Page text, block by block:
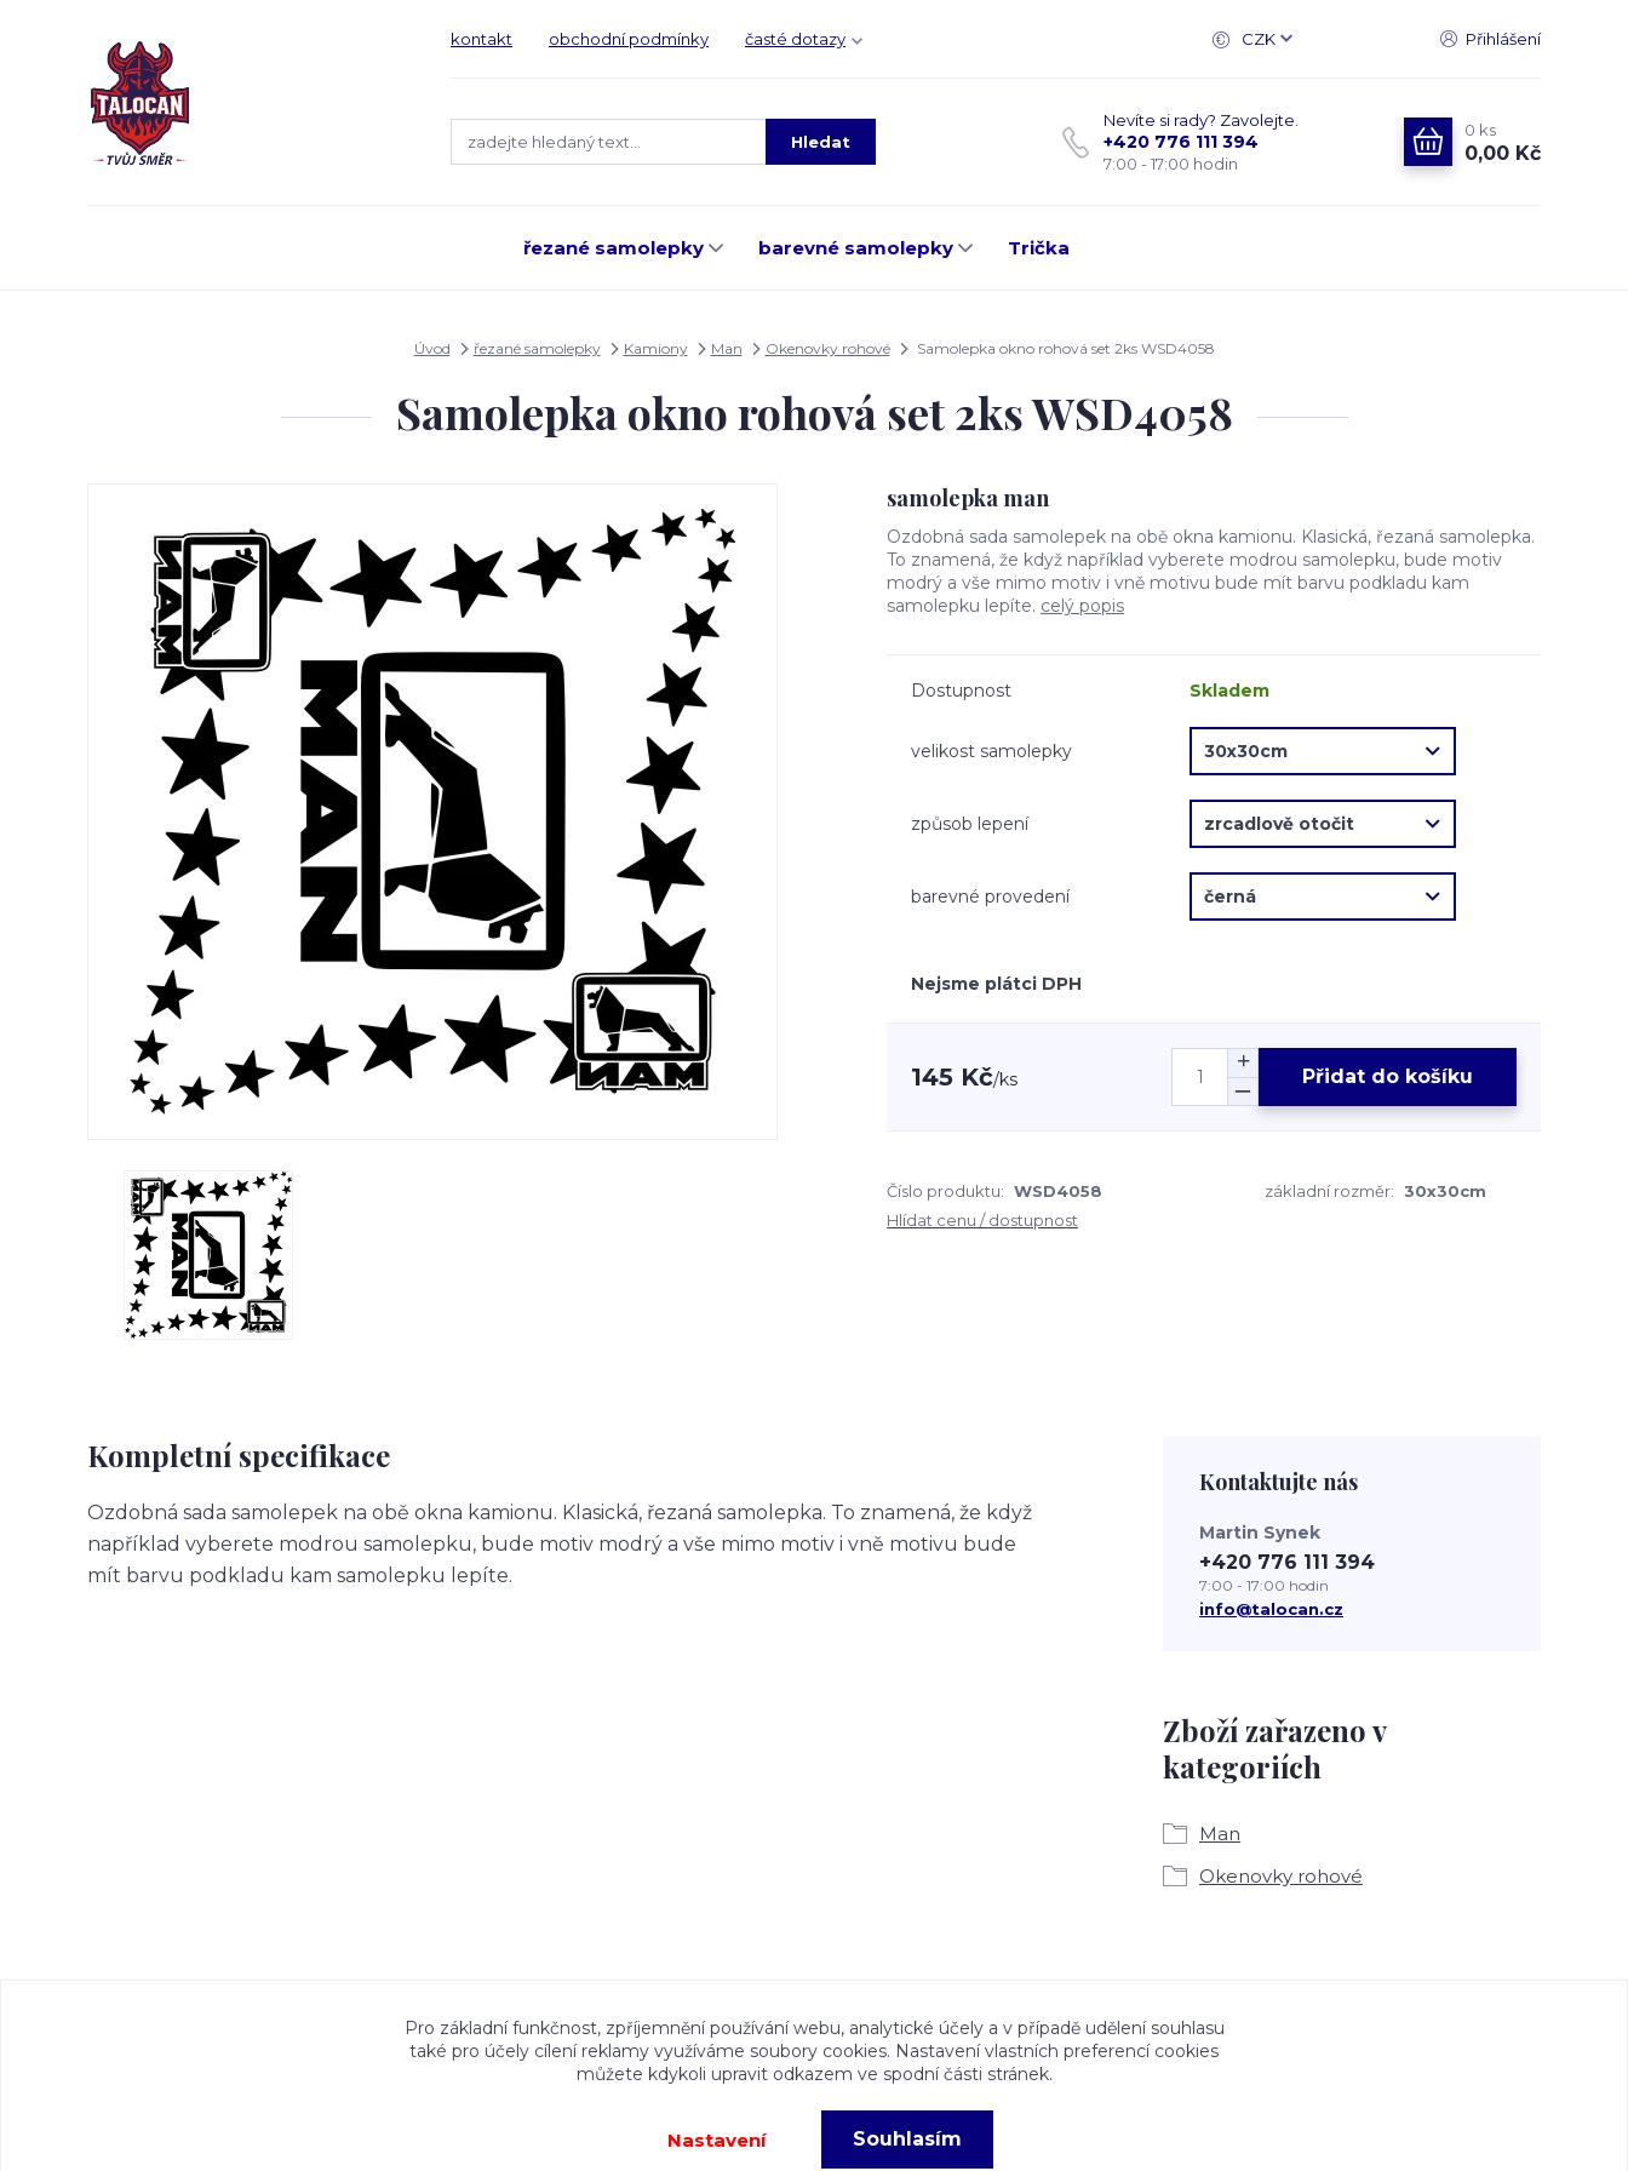
kontakt obchodní podmínky časté dotazy CZK Přihlášení
Hledat
Nevíte si rady? Zavolejte.
+420 776 111 394
7:00 - 17:00 hodin
0 ks
0,00 Kč
řezané samolepky barevné samolepky Trička
Úvod řezané samolepky Kamiony Man Okenovky rohové Samolepka okno rohová set 2ks WSD4058
Samolepka okno rohová set 2ks WSD4058
samolepka man
Ozdobná sada samolepek na obě okna kamionu. Klasická, řezaná samolepka.
To znamená, že když například vyberete modrou samolepku, bude motiv
modrý a vše mimo motiv i vně motivu bude mít barvu podkladu kam
samolepku lepíte. celý popis
Dostupnost Skladem
velikost samolepky
způsob lepení
barevné provedení
Nejsme plátci DPH
145 Kč/ks Přidat do košíku
Číslo produktu: WSD4058 základní rozměr: 30x30cm
Hlídat cenu / dostupnost
Kompletní specifikace
Ozdobná sada samolepek na obě okna kamionu. Klasická, řezaná samolepka. To znamená, že když
například vyberete modrou samolepku, bude motiv modrý a vše mimo motiv i vně motivu bude
mít barvu podkladu kam samolepku lepíte.
Zboží zařazeno v
kategoriích
Man
Okenovky rohové
Kontaktujte nás
Martin Synek
+420 776 111 394
7:00 - 17:00 hodin
info@talocan.cz
Veškeré fotografie, grafické návrhy, vizualizace a textový obsah zveřejněný na stránkách Talocan.cz a CeskeSamolepky.cz jsou chráněny autorským
právem. Jejich použití bez předchozího písemného souhlasu provozovatele je zakázáno.
Pro základní funkčnost, zpříjemnění používání webu, analytické účely a v případě udělení souhlasu
také pro účely cílení reklamy využíváme soubory cookies. Nastavení vlastních preferencí cookies
můžete kdykoli upravit odkazem ve spodní části stránek.
Nastavení Souhlasím